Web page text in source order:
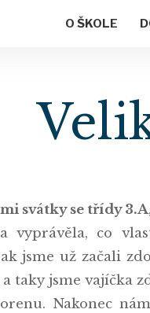
O ŠKOLE
svátky se třídy
vyprávěla, co
jsme už začali
taky jsme vajíčka
Nakonec